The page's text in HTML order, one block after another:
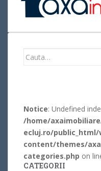
Search
Notice: Undefined
/home/
ecluj.ro/public_html/
content/themes/
categories.php on
CATEGORII